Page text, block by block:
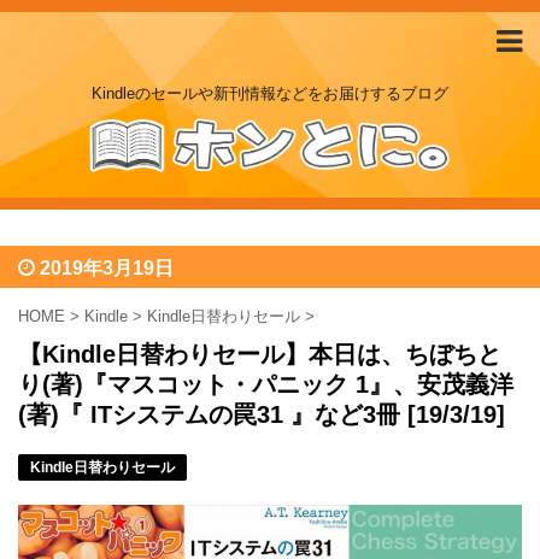
Kindleのセールや新刊情報などをお届けするブログ
2019年3月19日
HOME > Kindle > Kindle日替わりセール >
【Kindle日替わりセール】本日は、ちぼちと
り(著)『マスコット・パニック 1』、安茂義洋
(著)『 ITシステムの罠31 』など3冊 [19/3/19]
Kindle日替わりセール